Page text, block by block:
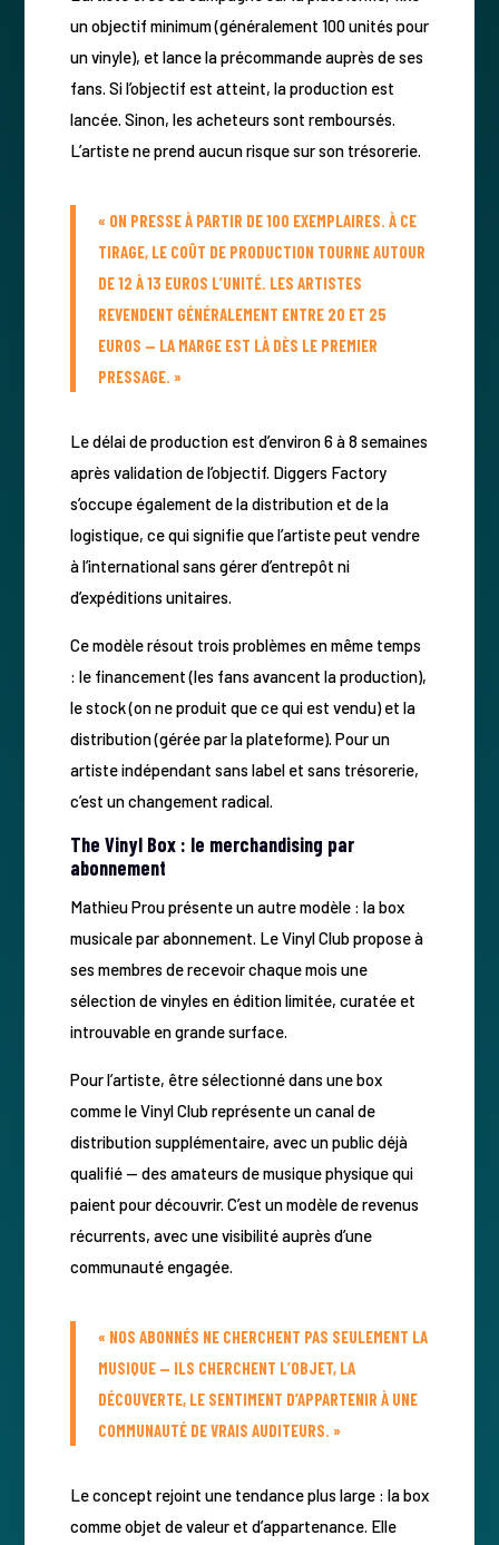
un objectif minimum (généralement 100 unités pour
un vinyle), et lance la précommande auprès de ses
fans. Si l’objectif est atteint, la production est
lancée. Sinon, les acheteurs sont remboursés.
L’artiste ne prend aucun risque sur son trésorerie.
« ON PRESSE À PARTIR DE 100 EXEMPLAIRES. À CE
TIRAGE, LE COÛT DE PRODUCTION TOURNE AUTOUR
DE 12 À 13 EUROS L’UNITÉ. LES ARTISTES
REVENDENT GÉNÉRALEMENT ENTRE 20 ET 25
EUROS — LA MARGE EST LÀ DÈS LE PREMIER
PRESSAGE. »
Le délai de production est d’environ 6 à 8 semaines
après validation de l’objectif. Diggers Factory
s’occupe également de la distribution et de la
logistique, ce qui signifie que l’artiste peut vendre
à l’international sans gérer d’entrepôt ni
d’expéditions unitaires.
Ce modèle résout trois problèmes en même temps
: le financement (les fans avancent la production),
le stock (on ne produit que ce qui est vendu) et la
distribution (gérée par la plateforme). Pour un
artiste indépendant sans label et sans trésorerie,
c’est un changement radical.
The Vinyl Box : le merchandising par
abonnement
Mathieu Prou présente un autre modèle : la box
musicale par abonnement. Le Vinyl Club propose à
ses membres de recevoir chaque mois une
sélection de vinyles en édition limitée, curatée et
introuvable en grande surface.
Pour l’artiste, être sélectionné dans une box
comme le Vinyl Club représente un canal de
distribution supplémentaire, avec un public déjà
qualifié — des amateurs de musique physique qui
paient pour découvrir. C’est un modèle de revenus
récurrents, avec une visibilité auprès d’une
communauté engagée.
« NOS ABONNÉS NE CHERCHENT PAS SEULEMENT LA
MUSIQUE — ILS CHERCHENT L’OBJET, LA
DÉCOUVERTE, LE SENTIMENT D’APPARTENIR À UNE
COMMUNAUTÉ DE VRAIS AUDITEURS. »
Le concept rejoint une tendance plus large : la box
comme objet de valeur et d’appartenance. Elle